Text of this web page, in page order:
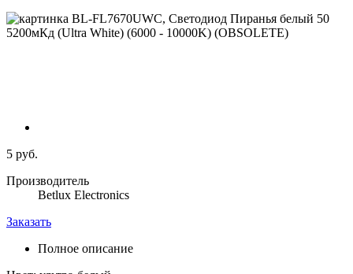
5 руб.
Производитель
Betlux Electronics
Заказать
Полное описание